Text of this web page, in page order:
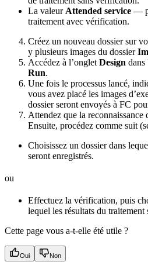
La valeur Attended service —
traitement avec vérification.
Créez un nouveau dossier sur
y plusieurs images du dossier
Accédez à l’onglet Design dans
Run.
Une fois le processus lancé,
vous avez placé les images
dossier seront envoyés à FC
Attendez que la reconnaissance
Ensuite, procédez comme suit
Choisissez un dossier dans
seront enregistrés.
ou
Effectuez la vérification, puis
lequel les résultats du traitement
Cette page vous a-t-elle été utile ?
Oui Non